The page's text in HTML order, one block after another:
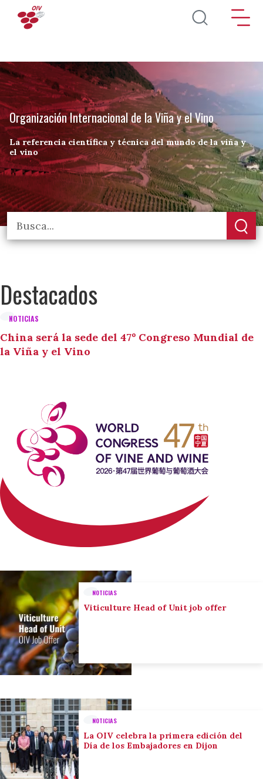
Pasar al contenido principal
Organización Internacional de la Viña y el Vino
La referencia científica y técnica del mundo de la viña y
el vino
Destacados
NOTICIAS
China será la sede del 47º Congreso Mundial de
la Viña y el Vino
NOTICIAS
Viticulture Head of Unit job offer
NOTICIAS
La OIV celebra la primera edición del
Día de los Embajadores en Dijon